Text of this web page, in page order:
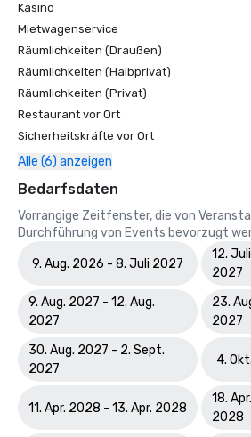
Kasino
Mietwagenservice
Räumlichkeiten (Draußen)
Räumlichkeiten (Halbprivat)
Räumlichkeiten (Privat)
Restaurant vor Ort
Sicherheitskräfte vor Ort
Alle (6) anzeigen
Bedarfsdaten
Vorrangige Zeitfenster, die von
Durchführung von Events bevorzugt
9. Aug. 2026 - 8. Juli 2027
12.
2027
9. Aug. 2027 - 12. Aug.
2027
23.
2027
30. Aug. 2027 - 2. Sept.
2027
4.
11. Apr. 2028 - 13. Apr. 2028
18.
2028